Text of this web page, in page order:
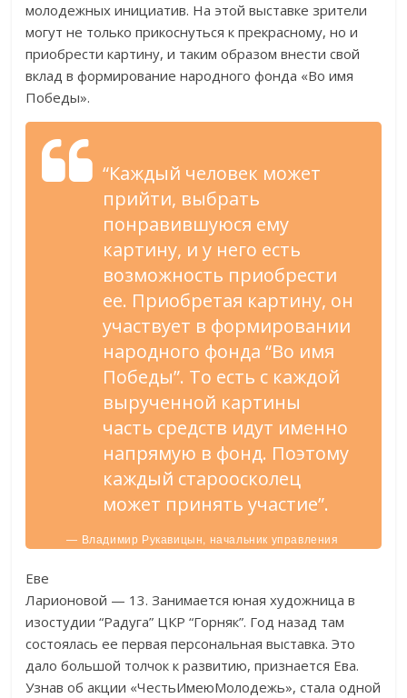
молодежных инициатив. На этой выставке зрители
могут не только прикоснуться к прекрасному, но и
приобрести картину, и таким образом внести свой
вклад в формирование народного фонда «Во имя
Победы».
“Каждый человек может
прийти, выбрать
понравившуюся ему
картину, и у него есть
возможность приобрести
ее. Приобретая картину, он
участвует в формировании
народного фонда “Во имя
Победы”. То есть с каждой
вырученной картины
часть средств идут именно
напрямую в фонд. Поэтому
каждый староосколец
может принять участие”.
— Владимир Рукавицын, начальник управления
по делам молодежи Старооскольской
Еве
Ларионовой — 13. Занимается юная художница в
изостудии “Радуга” ЦКР “Горняк”. Год назад там
состоялась ее первая персональная выставка. Это
дало большой толчок к развитию, признается Ева.
Узнав об акции «ЧестьИмеюМолодежь», стала одной